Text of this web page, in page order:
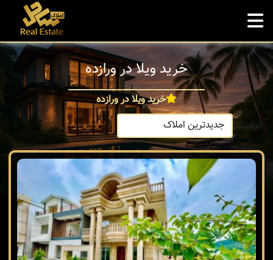
خرید ویلا در ورازده
خرید ویلا در ورازده
ترتیب: